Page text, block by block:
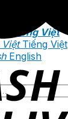
Tiếng Việt
English